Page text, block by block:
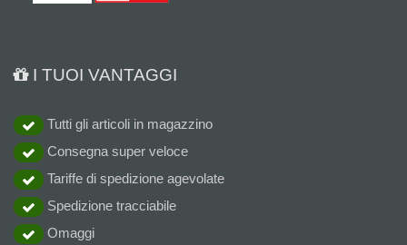
I TUOI VANTAGGI
Tutti gli articoli in magazzino
Consegna super veloce
Tariffe di spedizione agevolate
Spedizione tracciabile
Omaggi